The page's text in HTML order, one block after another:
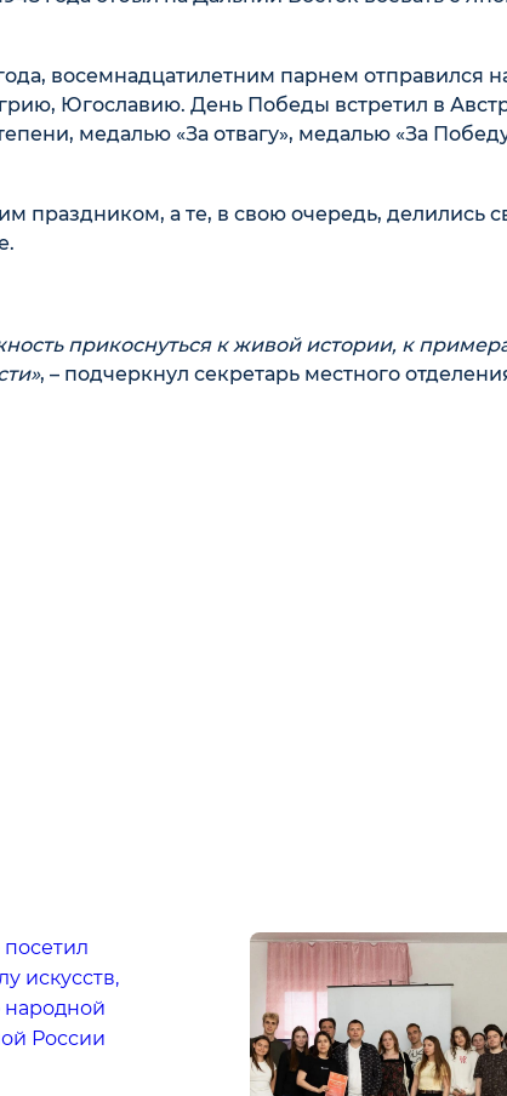
восемнадцатилетним парнем отправился
Югославию. День Победы встретил в
медалью «За отвагу», медалью «За
праздником, а те, в свою очередь, делились
прикоснуться к живой истории, к
, – подчеркнул секретарь местного
искусств,
России